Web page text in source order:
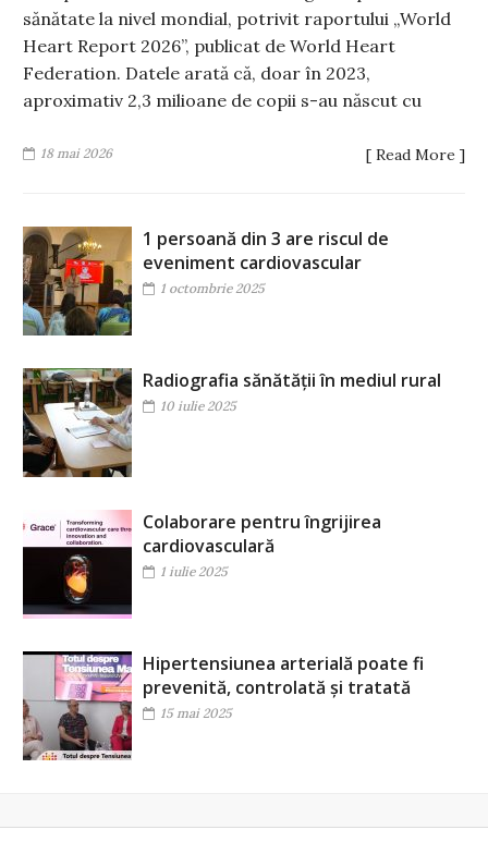
sănătate la nivel mondial, potrivit raportului „World
Heart Report 2026”, publicat de World Heart
Federation. Datele arată că, doar în 2023,
aproximativ 2,3 milioane de copii s-au născut cu
18 mai 2026 [ Read More ]
1 persoană din 3 are riscul de
eveniment cardiovascular
1 octombrie 2025
Radiografia sănătății în mediul rural
10 iulie 2025
Colaborare pentru îngrijirea
cardiovasculară
1 iulie 2025
Hipertensiunea arterială poate fi
prevenită, controlată și tratată
15 mai 2025